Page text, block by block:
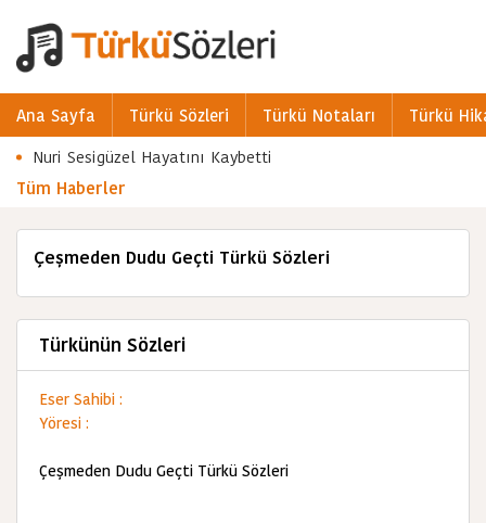
Ana Sayfa Türkü Sözleri Türkü Notaları
Türkü
Nuri Sesigüzel Hayatını Kaybetti
Tüm Haberler
Çeşmeden Dudu Geçti Türkü Sözleri
Türkünün Sözleri
Eser Sahibi :
Yöresi :
Çeşmeden Dudu Geçti Türkü Sözleri